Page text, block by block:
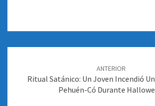
entradas
ANTERIOR
Ritual Satánico: Un Joven Incendió
Pehuén-Có Durante